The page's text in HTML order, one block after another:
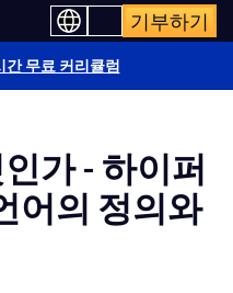
기부하기
간 무료 커리큘럼
가 - 하이퍼
어의 정의와